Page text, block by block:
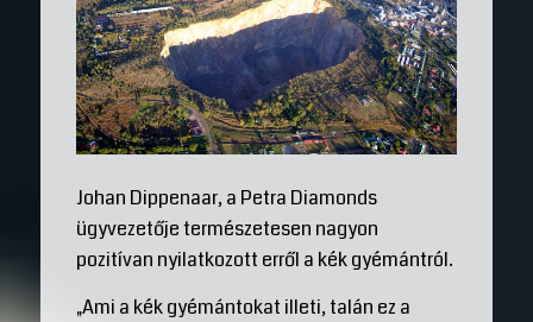
Johan Dippenaar, a Petra Diamonds
ügyvezetője természetesen nagyon
pozitívan nyilatkozott erről a kék gyémántról.
„Ami a kék gyémántokat illeti, talán ez a